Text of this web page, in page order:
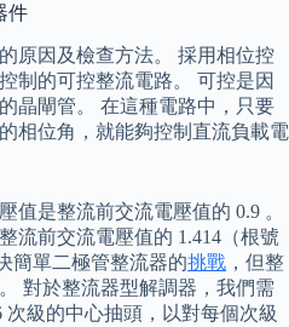
件
原因及檢查方法。 採用相位控
制的可控整流電路。 可控是因
晶閘管。 在這種電路中，只要
相位角，就能夠控制直流負載電
值是整流前交流電壓值的 0.9 。
流前交流電壓值的 1.414（根號
簡單二極管整流器的挑戰 ，但整
對於整流器型解調器，我們需
級的中心抽頭，以對每個次級